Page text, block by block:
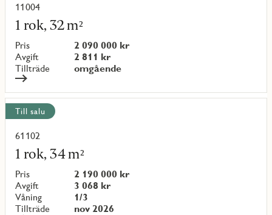
11004
1 rok, 32 m²
Pris
2 090 000 kr
Avgift
2 811 kr
Tillträde
omgående
Läs
mer
om
objekt
{objectNumber}
Till salu
61102
1 rok, 34 m²
Pris
2 190 000 kr
Avgift
3 068 kr
Våning
1/3
Tillträde
nov 2026
Läs
mer
om
objekt
{objectNumber}